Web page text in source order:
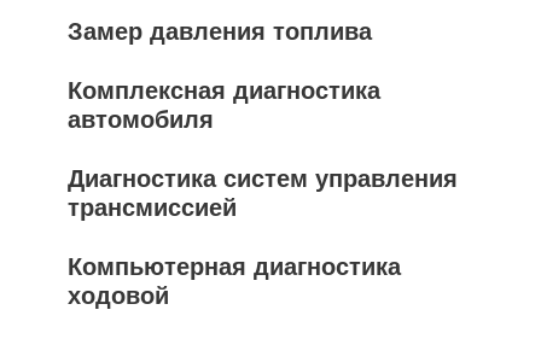
Замер давления топлива
Комплексная диагностика
автомобиля
Диагностика систем управления
трансмиссией
Компьютерная диагностика
ходовой